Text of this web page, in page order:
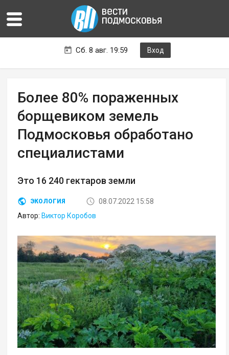
Сб. 8 авг. 19:59 Вход
Более 80% пораженных
борщевиком земель
Подмосковья обработано
специалистами
Это 16 240 гектаров земли
ЭКОЛОГИЯ
08.07.2022 15:58
Автор: Виктор Коробов